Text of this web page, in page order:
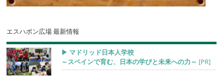
エスハポン広場 最新情報
▶︎ マドリッド日本人学校
～スペインで育む、日本の学びと未来への力～ [PR]